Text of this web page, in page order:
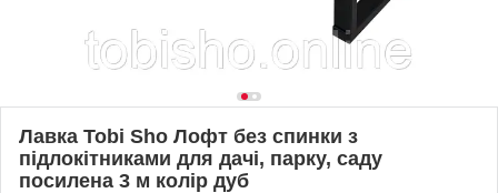
Лавка Tobi Sho Лофт без спинки з
підлокітниками для дачі, парку, саду
посилена 3 м колір дуб